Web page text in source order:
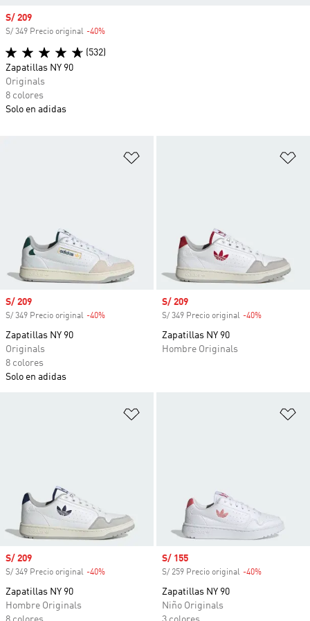
Precio de venta
S/ 209
S/ 349 Precio original -40%
Zapatillas NY 90
Originals
8 colores
Solo en adidas
Precio de venta
S/ 209
S/ 349 Precio original -40%
Zapatillas NY 90
Hombre Originals
Precio de venta
S/ 209
S/ 349 Precio original -40%
Zapatillas NY 90
Hombre Originals
Precio de venta
S/ 155
S/ 259 Precio original -40%
Zapatillas NY 90
Niño Originals
Precio de venta
S/ 209
S/ 349 Precio original -40%
(532)
Zapatillas NY 90
Originals
8 colores
Solo en adidas